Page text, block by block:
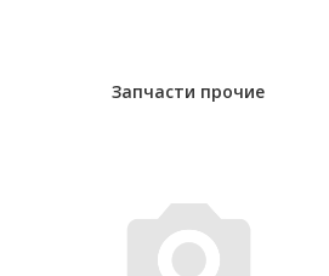
Запчасти прочие